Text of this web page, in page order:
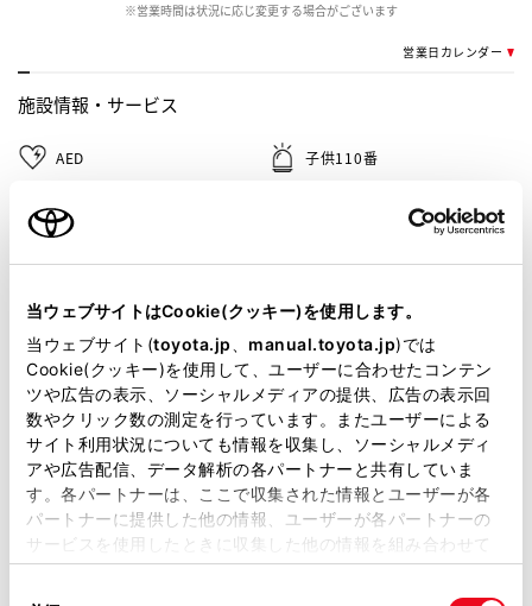
当ウェブサイトはCookie(クッキー)を使用します。
当ウェブサイト(toyota.jp manual.toyota.jp)では
Cookie(クッキー)を使用して、ユーザーに合わせたコンテン
ツや広告の表示、ソーシャルメディアの提供、広告の表示回
数やクリック数の測定を行っています。またユーザーによる
サイト利用状況についても情報を収集し、ソーシャルメディ
アや広告配信、データ解析の各パートナーと共有していま
す。各パートナーは、ここで収集された情報とユーザーが各
パートナーに提供した他の情報、ユーザーが各パートナーの
サービスを使用したときに収集した他の情報を組み合わせて
使用することがあります。当ウェブサイトの使用を続行する
※営業時間は状況に応じ変更する場合がございます
営業日カレンダー
施設情報・ サービス
AED 子供110番
車検・整備・メンテナンス取
扱店
キッズルーム キッズコーナー
G-Station 自動洗車機
介助専門士のいるお店 WiFi
フリードリンク 災害帰宅支援
この販売店のウェブサイトはこちら